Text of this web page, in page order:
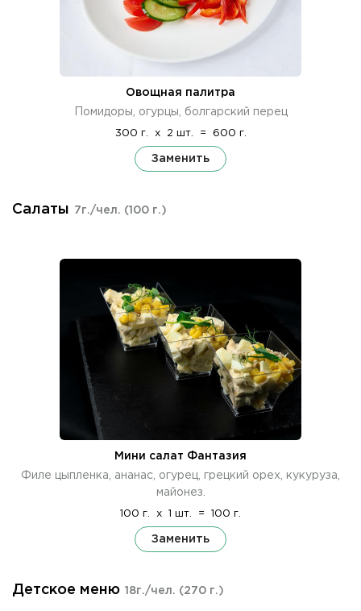
Овощная палитра
Помидоры, огурцы, болгарский перец
300 г. x 2 шт. = 600 г.
Заменить
Салаты 7г./чел. (100 г.)
Мини салат Фантазия
Филе цыпленка, ананас, огурец, грецкий орех, кукуруза,
майонез.
100 г. x 1 шт. = 100 г.
Заменить
Детское меню 18г./чел. (270 г.)